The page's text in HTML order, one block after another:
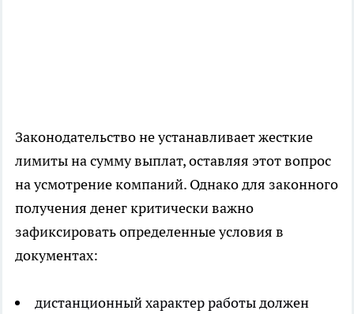
Законодательство не устанавливает жесткие
лимиты на сумму выплат, оставляя этот вопрос
на усмотрение компаний. Однако для законного
получения денег критически важно
зафиксировать определенные условия в
документах:
дистанционный характер работы должен